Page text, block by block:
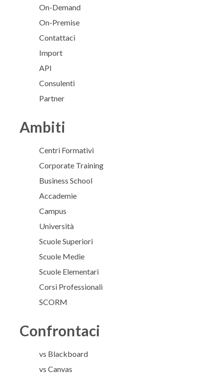
On-Demand
On-Premise
Contattaci
Import
API
Consulenti
Partner
Ambiti
Centri Formativi
Corporate Training
Business School
Accademie
Campus
Università
Scuole Superiori
Scuole Medie
Scuole Elementari
Corsi Professionali
SCORM
Confrontaci
vs Blackboard
vs Canvas